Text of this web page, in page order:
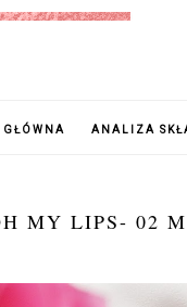
GŁÓWNA ANALIZA
MY LIPS- 02